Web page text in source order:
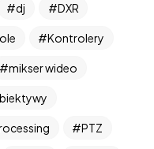
dj DXR
Kontrolery
mikser wideo
PTZ
transmisyjny